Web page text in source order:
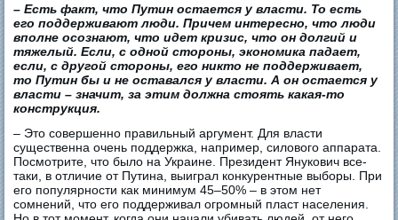
– Есть факт, что Путин остается у власти. То есть
его поддерживают люди. Причем интересно, что люди
вполне осознают, что идет кризис, что он долгий и
тяжелый. Если, с одной стороны, экономика падает,
если, с другой стороны, его никто не поддерживает,
то Путин бы и не оставался у власти. А он остается у
власти – значит, за этим должна стоять какая-то
конструкция.
– Это совершенно правильный аргумент. Для власти
существенна очень поддержка, например, силового аппарата.
Посмотрите, что было на Украине. Президент Янукович все-
таки, в отличие от Путина, выиграл конкурентные выборы. При
его популярности как минимум 45–50% – в этом нет
сомнений, что его поддерживал огромный пласт населения.